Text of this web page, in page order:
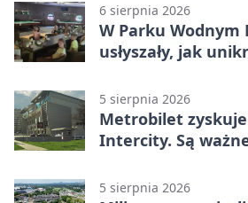
6 sierpnia 2026
W Parku Wodnym
usłyszały, jak
5 sierpnia 2026
Metrobilet zyskuje
Intercity. Są
5 sierpnia 2026